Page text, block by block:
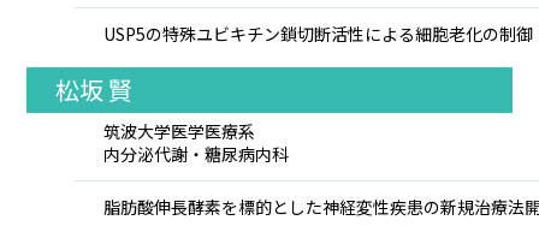
USP5の特殊ユビキチン鎖切断活性による細胞老化の制御
松坂 賢
筑波大学医学医療系
内分泌代謝・糖尿病内科
脂肪酸伸長酵素を標的とした神経変性疾患の新規治療法